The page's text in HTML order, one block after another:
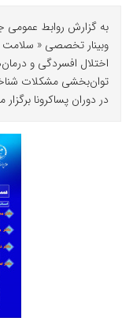
به گزارش روابط عمومی
وبینار تخصصی « سلامت
اختلال افسردگی و
توان‌بخشی مشکلات
در دوران پساکرونا